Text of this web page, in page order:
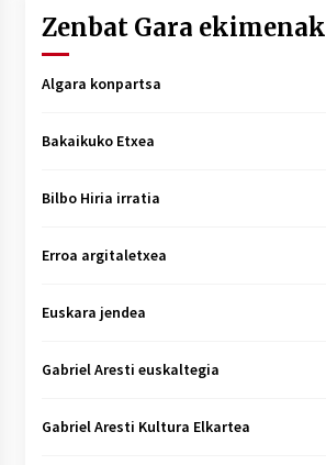
Zenbat Gara ekimenak
Algara konpartsa
Bakaikuko Etxea
Bilbo Hiria irratia
Erroa argitaletxea
Euskara jendea
Gabriel Aresti euskaltegia
Gabriel Aresti Kultura Elkartea